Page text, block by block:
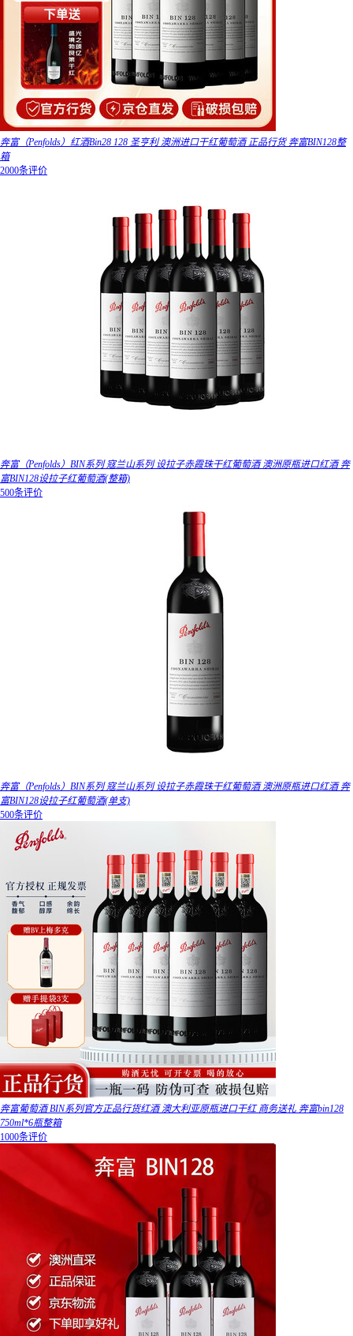
奔富（Penfolds）红酒Bin28 128 圣亨利 澳洲进口干红葡萄酒 正品行货 奔富BIN128整
箱
2000条评价
奔富（Penfolds）BIN系列 寇兰山系列 设拉子赤霞珠干红葡萄酒 澳洲原瓶进口红酒 奔
富BIN128设拉子红葡萄酒(整箱)
500条评价
奔富（Penfolds）BIN系列 寇兰山系列 设拉子赤霞珠干红葡萄酒 澳洲原瓶进口红酒 奔
富BIN128设拉子红葡萄酒(单支)
500条评价
奔富葡萄酒 BIN系列官方正品行货红酒 澳大利亚原瓶进口干红 商务送礼 奔富bin128
750ml*6瓶整箱
1000条评价